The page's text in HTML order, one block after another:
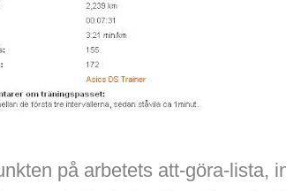
på arbetets att-göra-lista,